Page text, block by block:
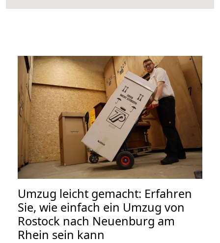
Umzug leicht gemacht: Erfahren
Sie, wie einfach ein Umzug von
Rostock nach Neuenburg am
Rhein sein kann